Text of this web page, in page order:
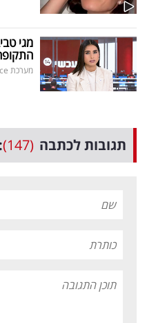
מערכת ice
תגובות לכתבה (147)
: